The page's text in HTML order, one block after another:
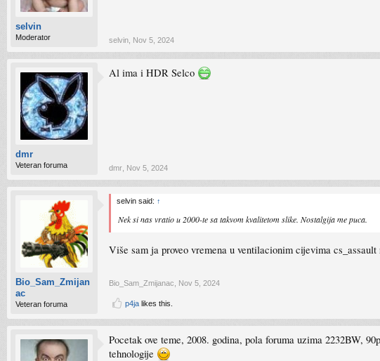
selvin
Moderator selvin Nov 5, 2024
dmr
Veteran foruma
Al ima i HDR Selco
dmr Nov 5, 2024
Bio_Sam_Zmijan
ac
Veteran foruma
selvin said: ↑
Nek si nas vratio u 2000-te sa takvom kvalitetom slike. Nostalgija me puca.
Više sam ja proveo vremena u ventilacionim cijevima
Bio_Sam_Zmijanac Nov 5, 2024
p4ja likes this.
Pocetak ove teme, 2008. godina, pola foruma uzima 2232BW,
tehnologije